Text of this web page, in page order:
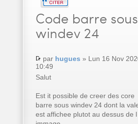
Code barre sous
windev 24
par hugues » Lun 16 Nov
10:49
Salut
Est it possible de creer des core
barre sous windev 24 dont la
est affichee plutot au dessus de l